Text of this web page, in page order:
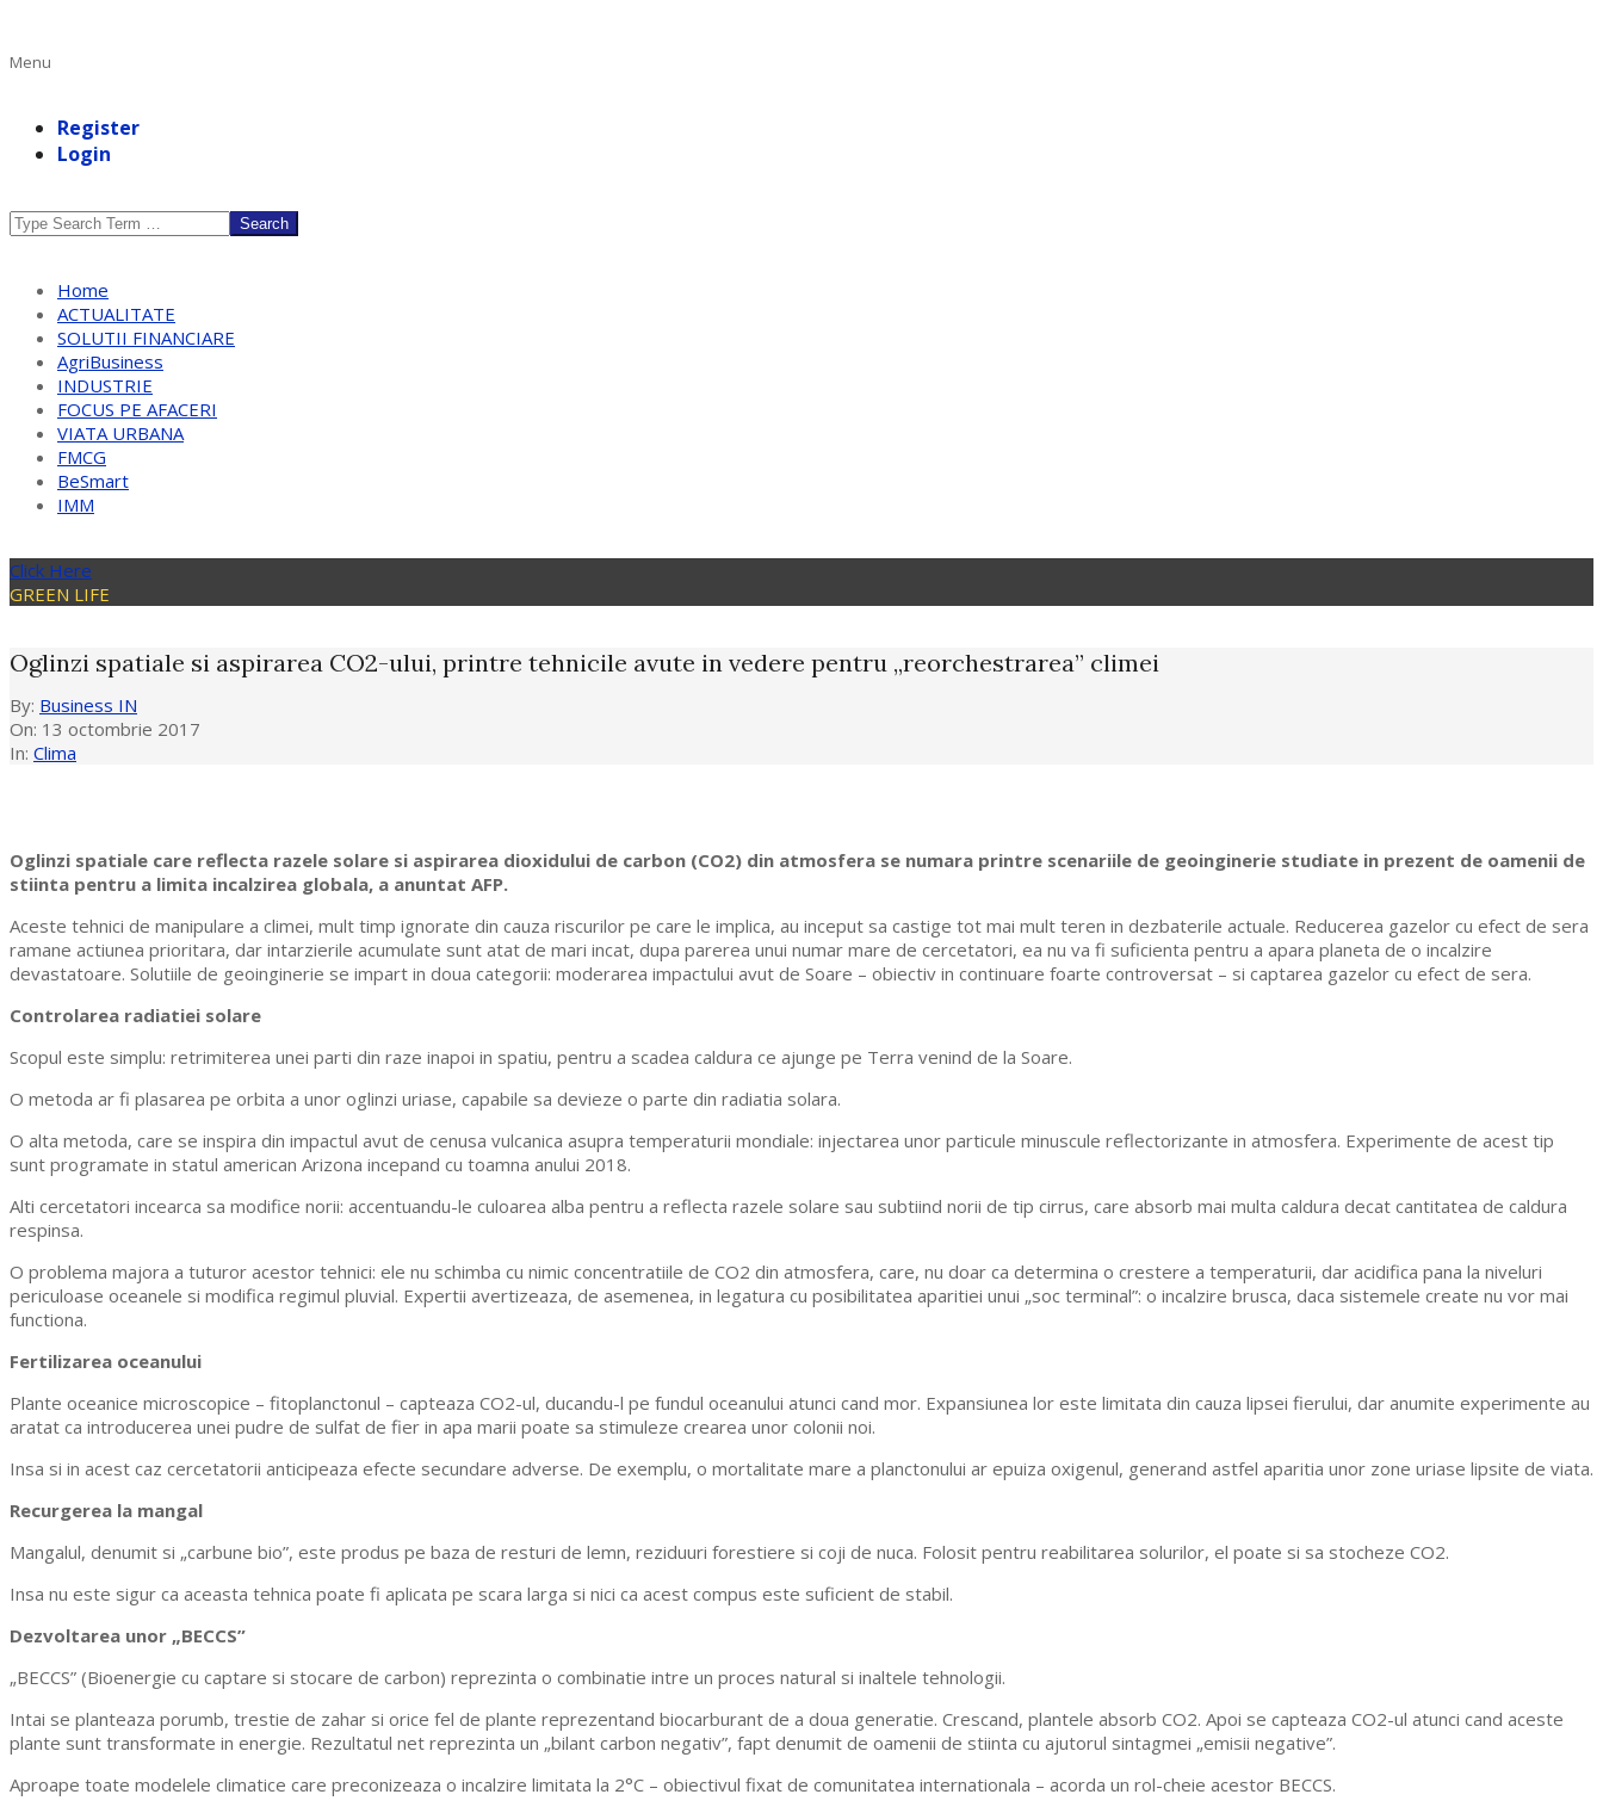
Primary
Menu
Register
Login
Search
Home
ACTUALITATE
SOLUTII FINANCIARE
AgriBusiness
INDUSTRIE
FOCUS PE AFACERI
VIATA URBANA
FMCG
BeSmart
IMM
Click Here
GREEN LIFE
Oglinzi spatiale si aspirarea CO2-ului, printre tehnicile avute in vedere pentru „reorchestrarea” climei
By: Business IN
On: 13 octombrie 2017
In: Clima
Oglinzi spatiale care reflecta razele solare si aspirarea dioxidului de carbon (CO2) din atmosfera se numara printre scenariile de geoinginerie studiate in prezent de oamenii de
stiinta pentru a limita incalzirea globala, a anuntat AFP.
Aceste tehnici de manipulare a climei, mult timp ignorate din cauza riscurilor pe care le implica, au inceput sa castige tot mai mult teren in dezbaterile actuale. Reducerea gazelor cu efect de sera
ramane actiunea prioritara, dar intarzierile acumulate sunt atat de mari incat, dupa parerea unui numar mare de cercetatori, ea nu va fi suficienta pentru a apara planeta de o incalzire
devastatoare. Solutiile de geoinginerie se impart in doua categorii: moderarea impactului avut de Soare – obiectiv in continuare foarte controversat – si captarea gazelor cu efect de sera.
Controlarea radiatiei solare
Scopul este simplu: retrimiterea unei parti din raze inapoi in spatiu, pentru a scadea caldura ce ajunge pe Terra venind de la Soare.
O metoda ar fi plasarea pe orbita a unor oglinzi uriase, capabile sa devieze o parte din radiatia solara.
O alta metoda, care se inspira din impactul avut de cenusa vulcanica asupra temperaturii mondiale: injectarea unor particule minuscule reflectorizante in atmosfera. Experimente de acest tip
sunt programate in statul american Arizona incepand cu toamna anului 2018.
Alti cercetatori incearca sa modifice norii: accentuandu-le culoarea alba pentru a reflecta razele solare sau subtiind norii de tip cirrus, care absorb mai multa caldura decat cantitatea de caldura
respinsa.
O problema majora a tuturor acestor tehnici: ele nu schimba cu nimic concentratiile de CO2 din atmosfera, care, nu doar ca determina o crestere a temperaturii, dar acidifica pana la niveluri
periculoase oceanele si modifica regimul pluvial. Expertii avertizeaza, de asemenea, in legatura cu posibilitatea aparitiei unui „soc terminal”: o incalzire brusca, daca sistemele create nu vor mai
functiona.
Fertilizarea oceanului
Plante oceanice microscopice – fitoplanctonul – capteaza CO2-ul, ducandu-l pe fundul oceanului atunci cand mor. Expansiunea lor este limitata din cauza lipsei fierului, dar anumite experimente au
aratat ca introducerea unei pudre de sulfat de fier in apa marii poate sa stimuleze crearea unor colonii noi.
Insa si in acest caz cercetatorii anticipeaza efecte secundare adverse. De exemplu, o mortalitate mare a planctonului ar epuiza oxigenul, generand astfel aparitia unor zone uriase lipsite de viata.
Recurgerea la mangal
Mangalul, denumit si „carbune bio”, este produs pe baza de resturi de lemn, reziduuri forestiere si coji de nuca. Folosit pentru reabilitarea solurilor, el poate si sa stocheze CO2.
Insa nu este sigur ca aceasta tehnica poate fi aplicata pe scara larga si nici ca acest compus este suficient de stabil.
Dezvoltarea unor „BECCS”
„BECCS” (Bioenergie cu captare si stocare de carbon) reprezinta o combinatie intre un proces natural si inaltele tehnologii.
Intai se planteaza porumb, trestie de zahar si orice fel de plante reprezentand biocarburant de a doua generatie. Crescand, plantele absorb CO2. Apoi se capteaza CO2-ul atunci cand aceste
plante sunt transformate in energie. Rezultatul net reprezinta un „bilant carbon negativ”, fapt denumit de oamenii de stiinta cu ajutorul sintagmei „emisii negative”.
Aproape toate modelele climatice care preconizeaza o incalzire limitata la 2°C – obiectivul fixat de comunitatea internationala – acorda un rol-cheie acestor BECCS.